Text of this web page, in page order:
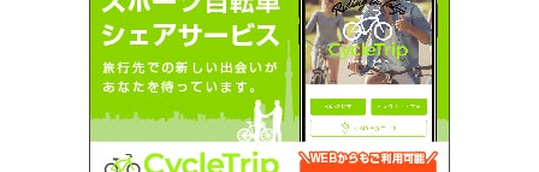
SEARCH...